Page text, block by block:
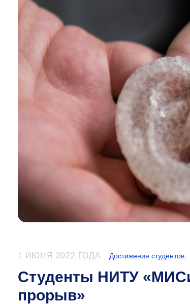
1 ИЮНЯ 2022 ГОДА Достижения студентов
Студенты НИТУ
прорыв»